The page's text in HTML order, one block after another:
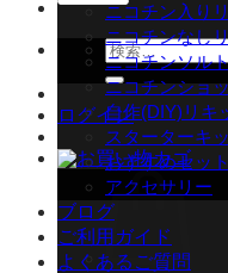
検
索
対
象:
ログイン
ニコチン入り
ニコチンなし
ニコチンソル
ニコチンショ
自作(DIY)リキ
スターターキ
おすすめセット
アクセサリー
ブログ
ご利用ガイド
よくあるご質問